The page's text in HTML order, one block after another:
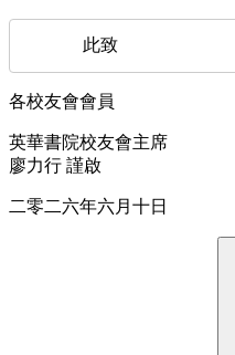
     此致
各校友會會員
英華書院校友會主席
廖力行 謹啟
二零二六年六月十日